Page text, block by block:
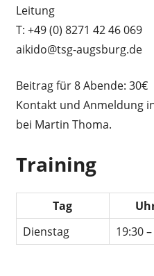
Leitung
T: +49 (0) 8271 42 46 069
aikido@tsg-augsburg.de
Beitrag für 8 Abende: 30€
Kontakt und Anmeldung
bei Martin Thoma.
Training
Tag
Dienstag
19:30